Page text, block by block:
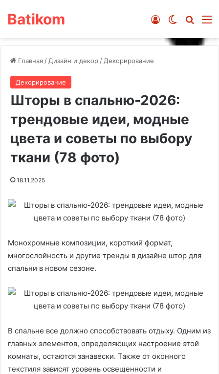
Batikom Switch skin
Войти
Главная / Дизайн и декор / Декорирование
Декорирование
Шторы в спальню-2026:
трендовые идеи, модные
цвета и советы по выбору
ткани (78 фото)
18.11.2025
Монохромные композиции, короткий формат,
многослойность и другие тренды в дизайне штор для
спальни в новом сезоне.
В спальне все должно способствовать отдыху. Одним из
главных элементов, определяющих настроение этой
комнаты, остаются занавески. Также от оконного
текстиля зависят уровень освещенности и